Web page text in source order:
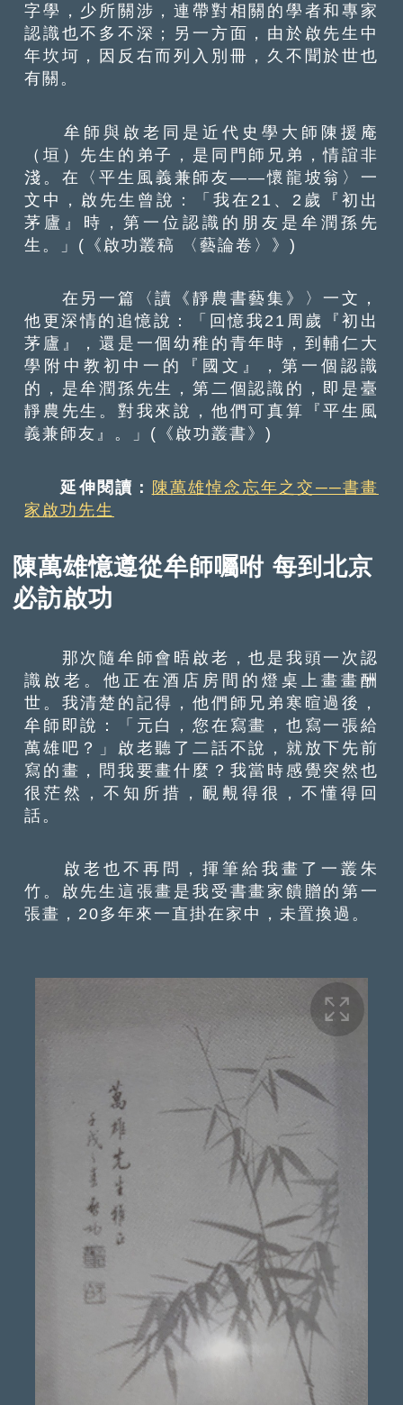
字學，少所關涉，連帶對相關的學者和專家
認識也不多不深；另一方面，由於啟先生中
年坎坷，因反右而列入別冊，久不聞於世也
有關。
牟師與啟老同是近代史學大師陳援庵
（垣）先生的弟子，是同門師兄弟，情誼非
淺。在〈平生風義兼師友——懷龍坡翁〉一
文中，啟先生曾說：「我在21、2歲『初出
茅廬』時，第一位認識的朋友是牟潤孫先
生。」(《啟功叢稿 〈藝論卷〉》)
在另一篇〈讀《靜農書藝集》〉一文，
他更深情的追憶說：「回憶我21周歲『初出
茅廬』，還是一個幼稚的青年時，到輔仁大
學附中教初中一的『國文』，第一個認識
的，是牟潤孫先生，第二個認識的，即是臺
靜農先生。對我來說，他們可真算『平生風
義兼師友』。」(《啟功叢書》)
延伸閱讀： 陳萬雄悼念忘年之交──書畫
家啟功先生
陳萬雄憶遵從牟師囑咐 每到北京
必訪啟功
那次隨牟師會晤啟老，也是我頭一次認
識啟老。他正在酒店房間的燈桌上畫畫酬
世。我清楚的記得，他們師兄弟寒暄過後，
牟師即說：「元白，您在寫畫，也寫一張給
萬雄吧？」啟老聽了二話不說，就放下先前
寫的畫，問我要畫什麼？我當時感覺突然也
很茫然，不知所措，靦覥得很，不懂得回
話。
啟老也不再問，揮筆給我畫了一叢朱
竹。啟先生這張畫是我受書畫家饋贈的第一
張畫，20多年來一直掛在家中，未置換過。